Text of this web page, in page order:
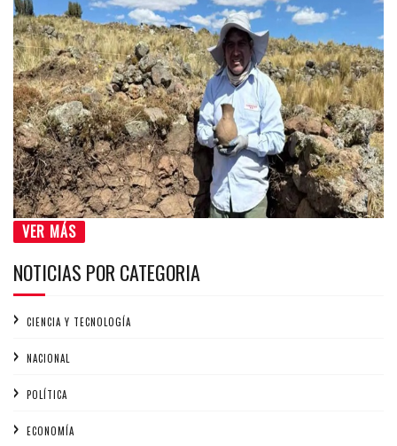
VER MÁS
NOTICIAS POR CATEGORIA
CIENCIA Y TECNOLOGÍA
NACIONAL
POLÍTICA
ECONOMÍA